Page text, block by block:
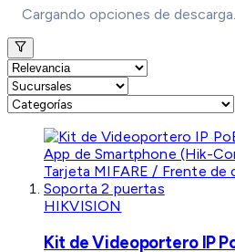
Cargando opciones de
HIKVISION
Kit de Videoportero IP